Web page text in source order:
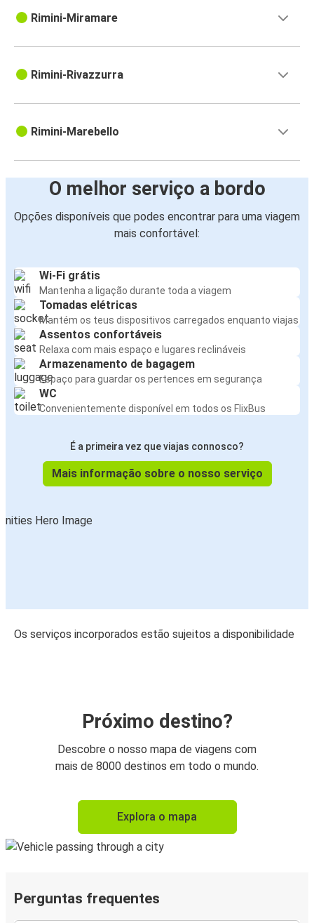
Rimini-Miramare
Rimini-Rivazzurra
Rimini-Marebello
O melhor serviço a bordo
Opções disponíveis que podes encontrar para uma viagem
mais confortável:
Wi-Fi grátis
Mantenha a ligação durante toda a viagem
Tomadas elétricas
Mantém os teus dispositivos carregados enquanto viajas
Assentos confortáveis
Relaxa com mais espaço e lugares reclináveis
Armazenamento de bagagem
Espaço para guardar os pertences em segurança
WC
Convenientemente disponível em todos os FlixBus
É a primeira vez que viajas connosco?
Mais informação sobre o nosso serviço
Os serviços incorporados estão sujeitos a disponibilidade
Próximo destino?
Descobre o nosso mapa de viagens com
mais de 8000 destinos em todo o mundo.
Explora o mapa
Perguntas frequentes